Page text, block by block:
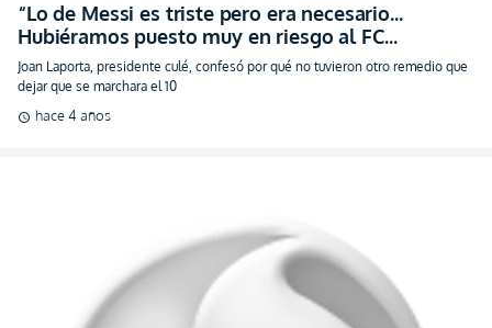
“Lo de Messi es triste pero era necesario…
Hubiéramos puesto muy en riesgo al FC
Barcelona” (VIDEO)
Joan Laporta, presidente culé, confesó por qué no tuvieron otro remedio que
dejar que se marchara el 10
schedule hace 4 años